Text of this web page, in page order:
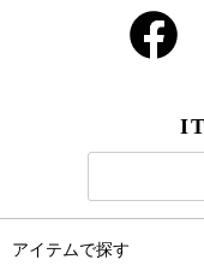
アイテムで探す